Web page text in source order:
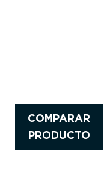
COMPARAR
PRODUCTO